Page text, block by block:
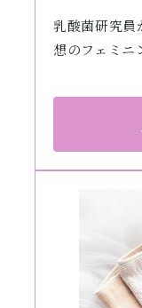
乳酸菌研究員
想のフェミニ